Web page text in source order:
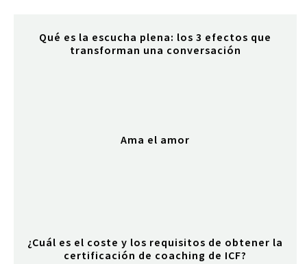
Qué es la escucha plena: los 3 efectos que
transforman una conversación
Ama el amor
¿Cuál es el coste y los requisitos de obtener la
certificación de coaching de ICF?